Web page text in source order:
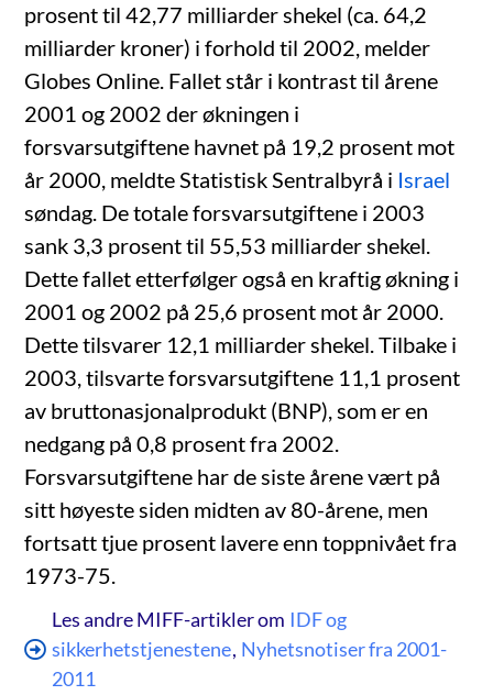
prosent til 42,77 milliarder shekel (ca. 64,2
milliarder kroner) i forhold til 2002, melder
Globes Online. Fallet står i kontrast til årene
2001 og 2002 der økningen i
forsvarsutgiftene havnet på 19,2 prosent mot
år 2000, meldte Statistisk Sentralbyrå i Israel
søndag. De totale forsvarsutgiftene i 2003
sank 3,3 prosent til 55,53 milliarder shekel.
Dette fallet etterfølger også en kraftig økning i
2001 og 2002 på 25,6 prosent mot år 2000.
Dette tilsvarer 12,1 milliarder shekel. Tilbake i
2003, tilsvarte forsvarsutgiftene 11,1 prosent
av bruttonasjonalprodukt (BNP), som er en
nedgang på 0,8 prosent fra 2002.
Forsvarsutgiftene har de siste årene vært på
sitt høyeste siden midten av 80-årene, men
fortsatt tjue prosent lavere enn toppnivået fra
1973-75.
Les andre MIFF-artikler om IDF og
sikkerhetstjenestene, Nyhetsnotiser fra 2001-
2011